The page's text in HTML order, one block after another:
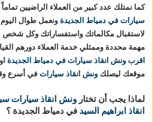
كما نمتلك عدد كبير من العملاء الراضيين
سيارات في دمياط الجديدة ونعمل طوال اليوم
لاستقبال مكالماتك واستفساراتك وكل شخص
مهمة محددة وممثلي خدمة العملاء دورهم
اقرب ونش انقاذ سيارات في دمياط الجديدة او
موقعك ليصلك ونش انقاذ سيارات في أسرع
لماذا يجب أن تختار ونش انقاذ سيارات
انقاذ ابراهيم السيد في دمياط الجديدة ؟